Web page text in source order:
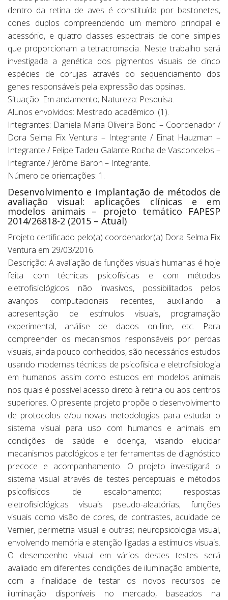
dentro da retina de aves é constituída por bastonetes,
cones duplos compreendendo um membro principal e
acessório, e quatro classes espectrais de cone simples
que proporcionam a tetracromacia. Neste trabalho será
investigada a genética dos pigmentos visuais de cinco
espécies de corujas através do sequenciamento dos
genes responsáveis pela expressão das opsinas..
Situação: Em andamento; Natureza: Pesquisa.
Alunos envolvidos: Mestrado acadêmico: (1).
Integrantes: Daniela Maria Oliveira Bonci – Coordenador /
Dora Selma Fix Ventura – Integrante / Einat Hauzman –
Integrante / Felipe Tadeu Galante Rocha de Vasconcelos –
Integrante / Jérôme Baron – Integrante.
Número de orientações: 1.
Desenvolvimento e implantação de métodos de
avaliação visual: aplicações clínicas e em
modelos animais – projeto temático FAPESP
2014/26818-2 (2015 – Atual)
Projeto certificado pelo(a) coordenador(a) Dora Selma Fix
Ventura em 29/03/2016.
Descrição: A avaliação de funções visuais humanas é hoje
feita com técnicas psicofísicas e com métodos
eletrofisiológicos não invasivos, possibilitados pelos
avanços computacionais recentes, auxiliando a
apresentação de estímulos visuais, programação
experimental, análise de dados on-line, etc. Para
compreender os mecanismos responsáveis por perdas
visuais, ainda pouco conhecidos, são necessários estudos
usando modernas técnicas de psicofísica e eletrofisiologia
em humanos assim como estudos em modelos animais
nos quais é possível acesso direto à retina ou aos centros
superiores. O presente projeto propõe o desenvolvimento
de protocolos e/ou novas metodologias para estudar o
sistema visual para uso com humanos e animais em
condições de saúde e doença, visando elucidar
mecanismos patológicos e ter ferramentas de diagnóstico
precoce e acompanhamento. O projeto investigará o
sistema visual através de testes perceptuais e métodos
psicofísicos de escalonamento; respostas
eletrofisiológicas visuais pseudo-aleatórias; funções
visuais como visão de cores, de contrastes, acuidade de
Vernier, perimetria visual e outras; neuropsicologia visual,
envolvendo memória e atenção ligadas a estímulos visuais.
O desempenho visual em vários destes testes será
avaliado em diferentes condições de iluminação ambiente,
com a finalidade de testar os novos recursos de
iluminação disponíveis no mercado, baseados na